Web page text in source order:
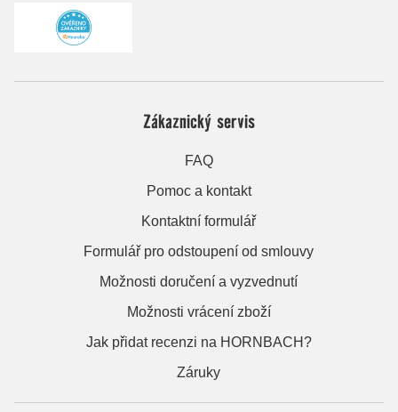
Zákaznický servis
FAQ
Pomoc a kontakt
Kontaktní formulář
Formulář pro odstoupení od smlouvy
Možnosti doručení a vyzvednutí
Možnosti vrácení zboží
Jak přidat recenzi na HORNBACH?
Záruky